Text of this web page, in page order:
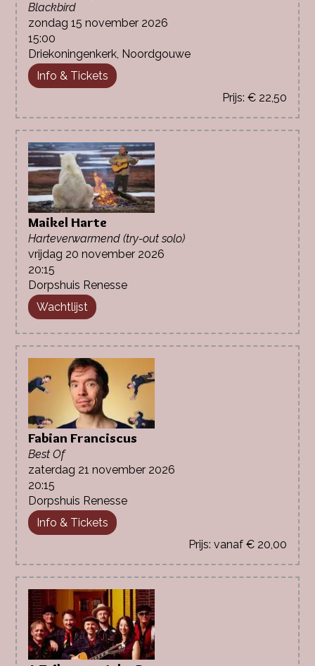
Blackbird
zondag 15 november 2026
15:00
Driekoningenkerk, Noordgouwe
Info & Tickets
€ 22,50
Maikel Harte
Harteverwarmend (try-out solo)
vrijdag 20 november 2026
20:15
Dorpshuis Renesse
Wachtlijst
Fabian Franciscus
Best Of
zaterdag 21 november 2026
20:15
Dorpshuis Renesse
Info & Tickets
vanaf € 20,00